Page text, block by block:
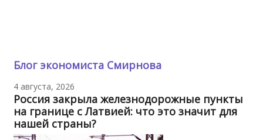
Блог экономиста Смирнова
4 августа, 2026
Россия закрыла железнодорожные пункты
на границе с Латвией: что это значит для
нашей страны?